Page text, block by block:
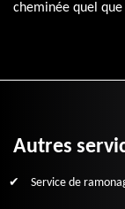
cheminée quel
Autres
Service de